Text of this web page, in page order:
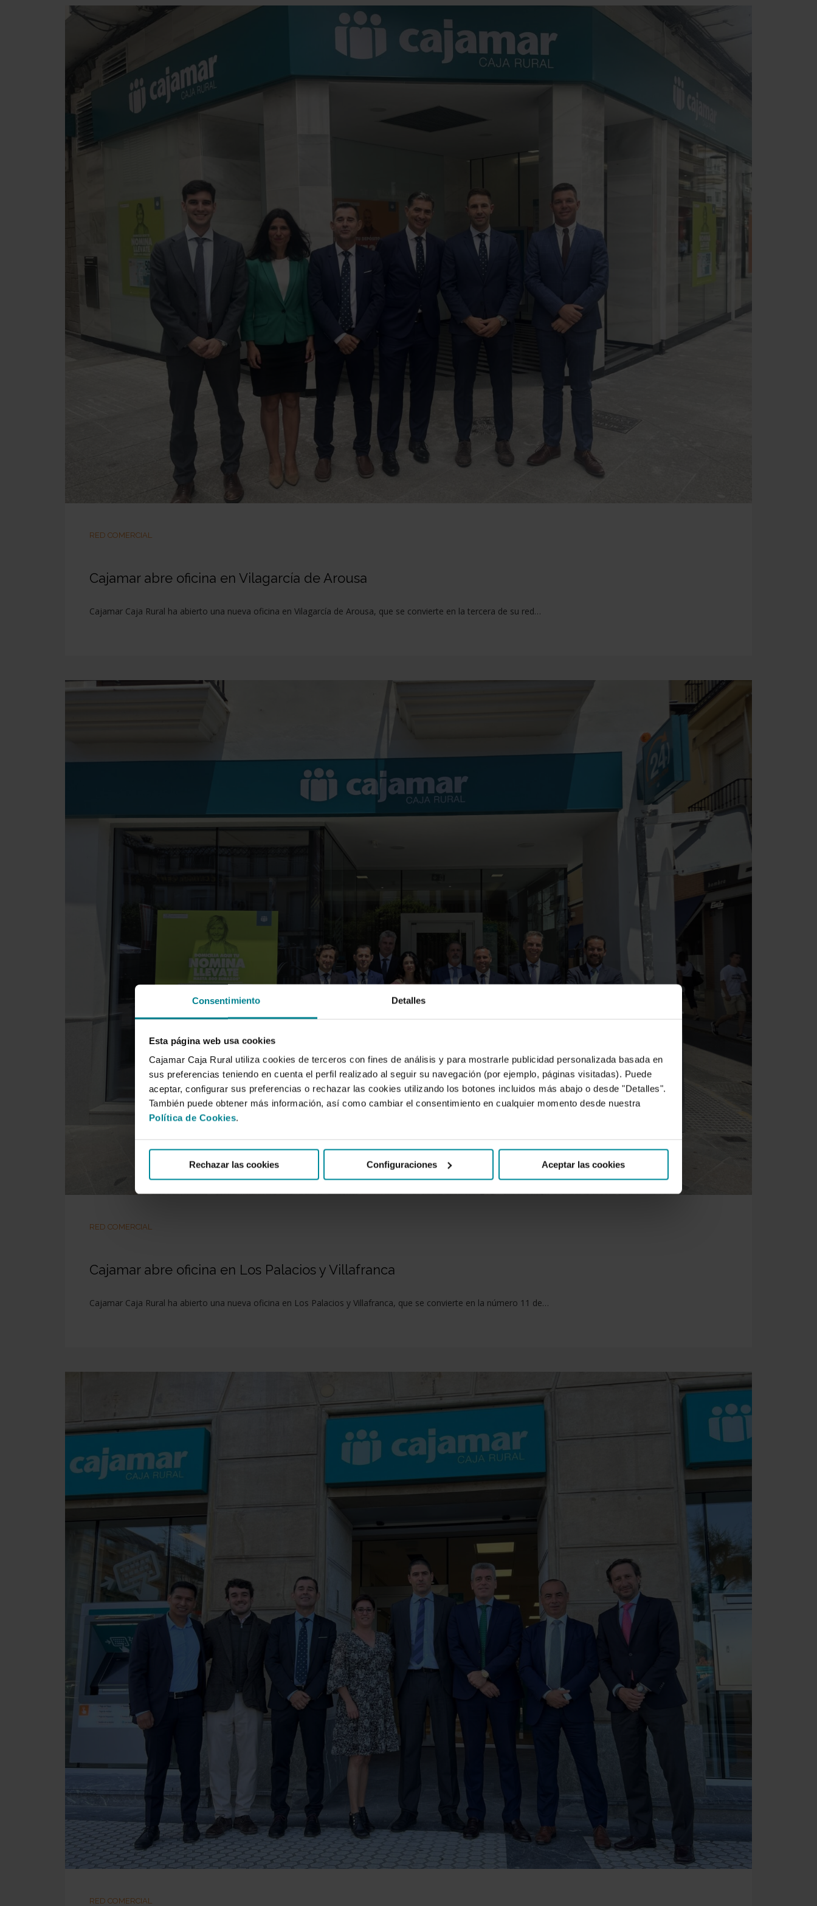
Consentimiento Detalles
Esta página web usa cookies
Cajamar Caja Rural utiliza cookies de terceros con fines de análisis y para mostrarle publicidad personalizada basada en
sus preferencias teniendo en cuenta el perfil realizado al seguir su navegación (por ejemplo, páginas visitadas). Puede
aceptar, configurar sus preferencias o rechazar las cookies utilizando los botones incluidos más abajo o desde "Detalles".
También puede obtener más información, así como cambiar el consentimiento en cualquier momento desde nuestra
Política de Cookies.
Rechazar las cookies Configuraciones Aceptar las cookies
Presiona enter para buscar o ESC para cerrar
RED COMERCIAL
Cajamar abre oficina en Vilagarcía de Arousa
Cajamar Caja Rural ha abierto una nueva oficina en Vilagarcía de Arousa, que se convierte en la tercera de su red…
RED COMERCIAL
Cajamar abre oficina en Los Palacios y Villafranca
Cajamar Caja Rural ha abierto una nueva oficina en Los Palacios y Villafranca, que se convierte en la número 11 de…
RED COMERCIAL